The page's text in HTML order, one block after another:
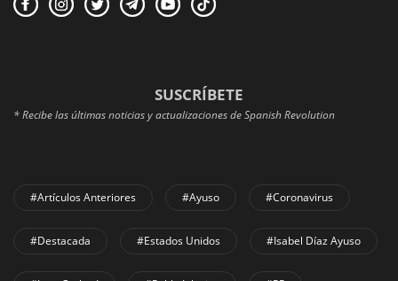
SUSCRÍBETE
* Recibe las últimas noticias y actualizaciones de Spanish Revolution
#Artículos Anteriores #Ayuso #coronavirus
#Destacada #Estados Unidos #Isabel Díaz Ayuso